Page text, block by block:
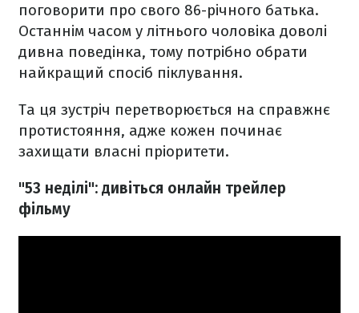
поговорити про свого 86-річного батька.
Останнім часом у літнього чоловіка доволі
дивна поведінка, тому потрібно обрати
найкращий спосіб піклування.
Та ця зустріч перетворюється на справжнє
протистояння, адже кожен починає
захищати власні пріоритети.
"53 неділі": дивіться онлайн трейлер
фільму